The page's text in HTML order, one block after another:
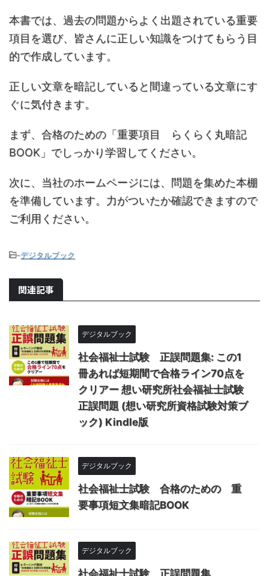
本書では、過去の問題からよく出題されている重要
項目を選び、皆さんに正しい知識をつけてもらう目
的で作成しています。
正しい文章を暗記していると間違っている文章にす
ぐに気付きます。
まず、合格のための「重要項目 らくらく丸暗記
BOOK」でしっかり学習してください。
次に、当社のホームページには、問題を集めた本棚
を準備しています。力がついたか確認できますので
ご利用ください。
-デジタルブック
関連記事
デジタルブック
社会福祉士試験 正誤問題集: この1
冊あれば短期間で合格ライン70点を
クリアー 想い研究所社会福祉士試験
正誤問題 (想い研究所資格試験対策ブ
ック) Kindle版
デジタルブック
社会福祉士試験 合格のための 重
要事項短文集暗記BOOK
デジタルブック
社会福祉士試験 正誤問題集